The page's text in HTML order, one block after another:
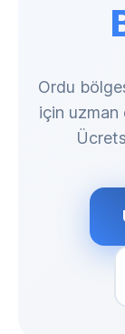
Ordu
için uzman